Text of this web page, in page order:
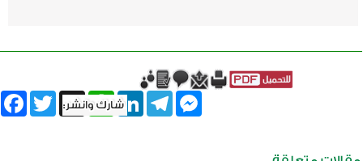
Twitter X
WhatsAppLinkedInTelegram
Messenger